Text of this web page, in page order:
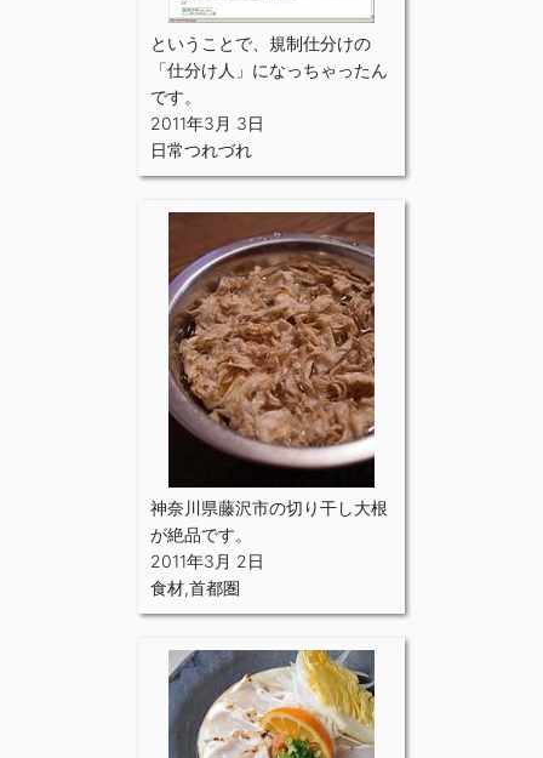
ということで、規制仕分けの
「仕分け人」になっちゃったん
です。
2011年3月 3日
日常つれづれ
神奈川県藤沢市の切り干し大根
が絶品です。
2011年3月 2日
食材,首都圏